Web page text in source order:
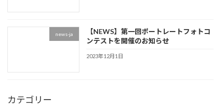
news-ja
【NEWS】第一回ポートレートフォトコ
ンテストを開催のお知らせ
2023年12月1日
カテゴリー